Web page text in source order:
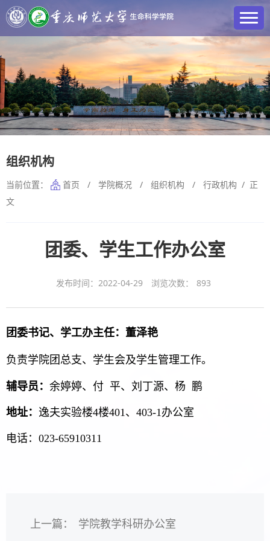
组织机构
当前位置： 首页 / 学院概况 / 组织机构 / 行政机构 / 正
文
团委、学生工作办公室
发布时间：2022-04-29 浏览次数： 893
团委书记、学工办主任： 董泽艳
负责学院团总支、学生会及学生管理工作。
辅导员： 余婷婷、付 平、刘丁源、杨 鹏
地址： 逸夫实验楼4楼401、403-1办公室
电话：023-65910311
上一篇： 学院教学科研办公室